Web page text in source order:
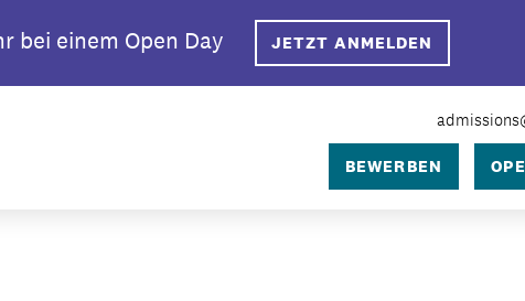
bei einem Open Day JETZT ANMELDEN
BEWERBEN